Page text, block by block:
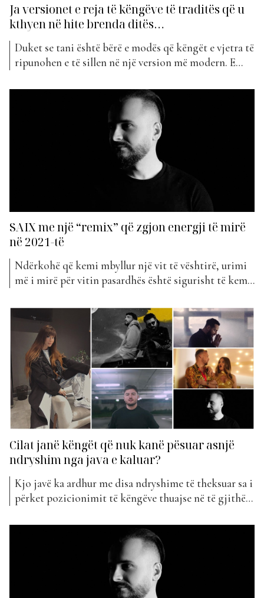
Ja versionet e reja të këngëve të traditës që u
kthyen në hite brenda ditës…
Duket se tani është bërë e modës që këngët e vjetra të
ripunohen e të sillen në një version më modern. E
Tarifa, ripërpunim i një kënge të vjetër arbëreshe, që
hyri këtë javë në klasifikimin e ”The Top List”.
SAIX me një “remix” që zgjon energji të mirë
në 2021-të
Ndërkohë që kemi mbyllur një vit të vështirë, urimi
më i mirë për vitin pasardhës është sigurisht të kemi
po duket aq pozitiv por të pakën muzika që po
shoqëron ditët e para të vitit duket mjaft
shpresëdhënëse dhe energjike....
Cilat janë këngët që nuk kanë pësuar asnjë
ndryshim nga java e kaluar?
Kjo javë ka ardhur me disa ndryshime të theksuar sa i
përket pozicionimit të këngëve thuajse në të gjithë
me një javë më parë, pasi është Capital T dhe kënga e
tij më e re, “Fjalt e Nanes”, e cila mban...